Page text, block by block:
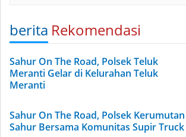
berita Rekomendasi
Sahur On The Road, Polsek Teluk
Meranti Gelar di Kelurahan Teluk
Meranti
Sahur On The Road, Polsek Kerumutan
Sahur Bersama Komunitas Supir Truck